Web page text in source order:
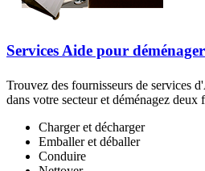
Services Aide pour déménager
Trouvez des fournisseurs de services
dans votre secteur et déménagez deux
Charger et décharger
Emballer et déballer
Conduire